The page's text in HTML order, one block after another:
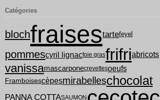
Catégories
blochfraisestartefeyel
pommescyril lignacfoie grasfrifriabricots
vanissamascarponecrevettesoeufs
Framboisescèpesmirabelleschocolat
PANNA COTTASAUMON